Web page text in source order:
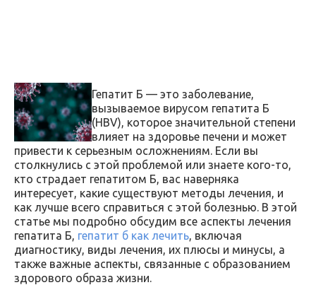
Гепатит Б — это заболевание,
вызываемое вирусом гепатита Б
(HBV), которое значительной степени
влияет на здоровье печени и может
привести к серьезным осложнениям. Если вы
столкнулись с этой проблемой или знаете кого-то,
кто страдает гепатитом Б, вас наверняка
интересует, какие существуют методы лечения, и
как лучше всего справиться с этой болезнью. В этой
статье мы подробно обсудим все аспекты лечения
гепатита Б, гепатит б как лечить, включая
диагностику, виды лечения, их плюсы и минусы, а
также важные аспекты, связанные с образованием
здорового образа жизни.